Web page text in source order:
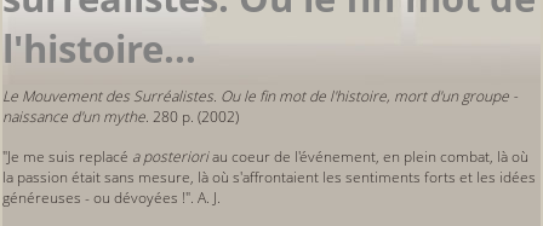
l'histoire...
Le Mouvement des Surréalistes. Ou le fin mot de l'histoire, mort d'un groupe -
naissance d'un mythe. 280 p. (2002)
"Je me suis replacé a posterioriau coeur de l'événement, en plein combat, là où
la passion était sans mesure, là où s'affrontaient les sentiments forts et les idées
généreuses - ou dévoyées !". A. J.